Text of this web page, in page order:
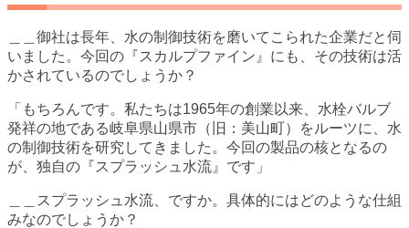
＿＿御社は長年、水の制御技術を磨いてこられた企業だと伺
いました。今回の『スカルプファイン』にも、その技術は活
かされているのでしょうか？
「もちろんです。私たちは1965年の創業以来、水栓バルブ
発祥の地である岐阜県山県市（旧：美山町）をルーツに、水
の制御技術を研究してきました。今回の製品の核となるの
が、独自の『スプラッシュ水流』です」
＿＿スプラッシュ水流、ですか。具体的にはどのような仕組
みなのでしょうか？